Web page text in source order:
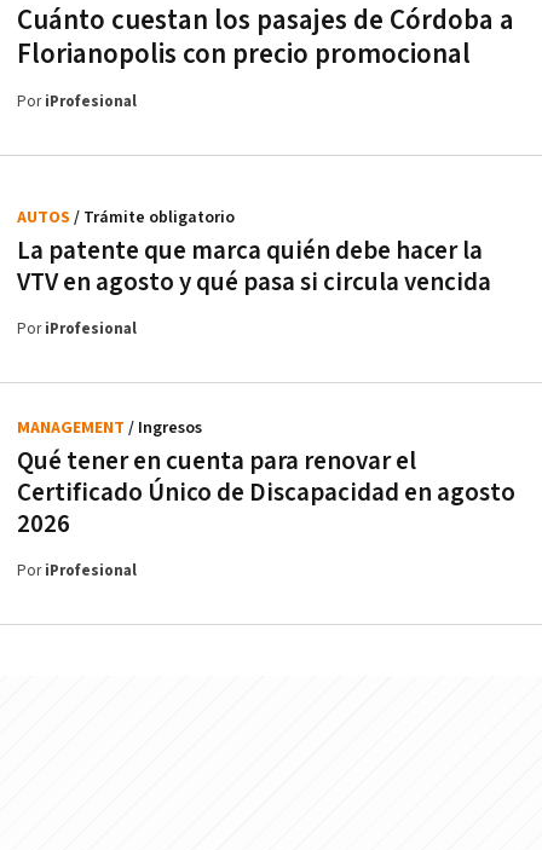
Cuánto cuestan los pasajes de Córdoba a
Florianopolis con precio promocional
PoriProfesional
La patente que marca quién debe hacer la
VTV en agosto y qué pasa si circula vencida
AUTOS / Trámite obligatorio
PoriProfesional
Qué tener en cuenta para renovar el
Certificado Único de Discapacidad en agosto
2026
MANAGEMENT / Ingresos
PoriProfesional